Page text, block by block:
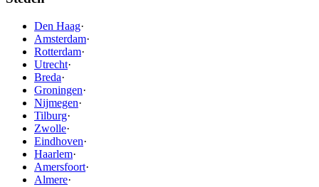
Den Haag·
Amsterdam·
Rotterdam·
Utrecht·
Breda·
Groningen·
Nijmegen·
Tilburg·
Zwolle·
Eindhoven·
Haarlem·
Amersfoort·
Almere·